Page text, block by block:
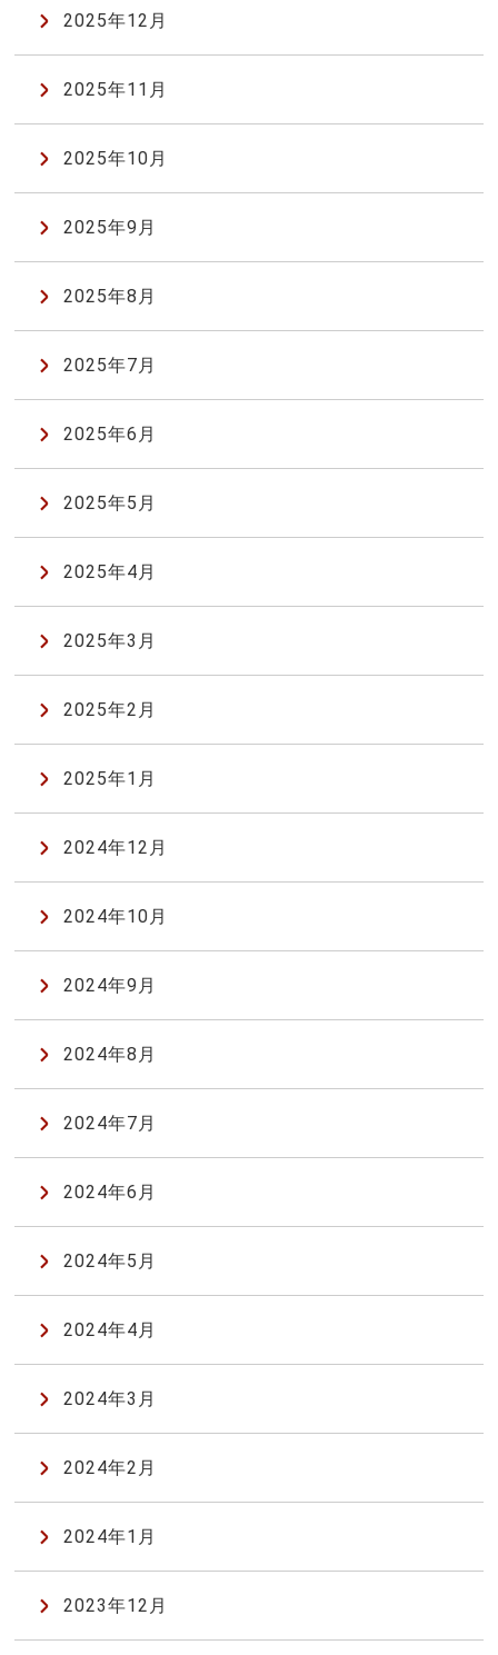
2025年12月
2025年11月
2025年10月
2025年9月
2025年8月
2025年7月
2025年6月
2025年5月
2025年4月
2025年3月
2025年2月
2025年1月
2024年12月
2024年10月
2024年9月
2024年8月
2024年7月
2024年6月
2024年5月
2024年4月
2024年3月
2024年2月
2024年1月
2023年12月